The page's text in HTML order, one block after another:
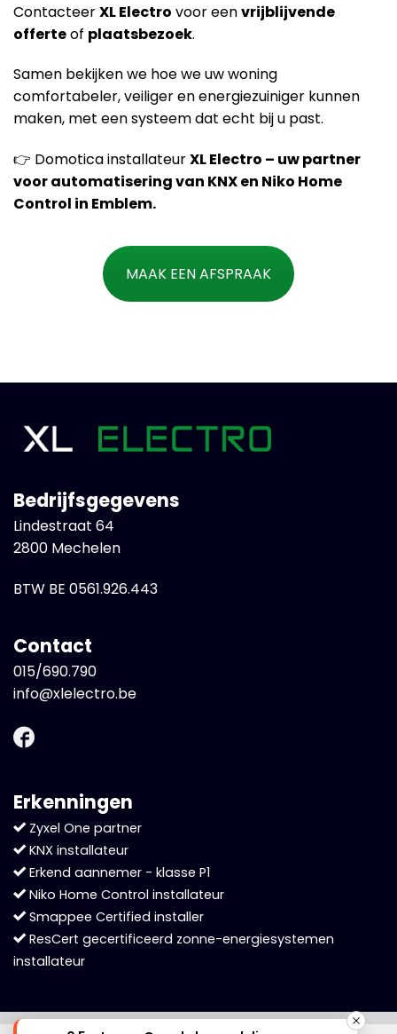
ContacteerXL Electro voor eenvrijblijvende
offerteof plaatsbezoek.
Samen bekijken we hoe we uw woning
comfortabeler, veiliger en energiezuiniger kunnen
maken, met een systeem dat echt bij u past.
👉 Domotica installateurXL Electro – uw partner
voor automatisering van KNX en Niko Home
Control in Emblem.
MAAK EEN AFSPRAAK
Bedrijfsgegevens
Lindestraat 64
2800 Mechelen
BTW BE 0561.926.443
Contact
015/690.790
info@xlelectro.be
Erkenningen
Zyxel One partner
KNX installateur
Erkend aannemer - klasse P1
Niko Home Control installateur
Smappee Certified installer
ResCert gecertificeerd zonne-energiesystemen
installateur
Cookies helpen ons bij het leveren van onze